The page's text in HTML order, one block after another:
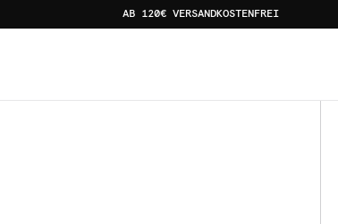
AB 120€ VERSANDKOSTENFREI